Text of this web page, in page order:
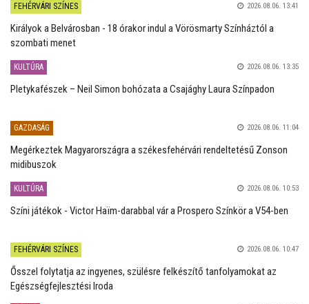
FEHÉRVÁRI SZÍNES 2026.08.06. 13:41
Királyok a Belvárosban - 18 órakor indul a Vörösmarty Színháztól a
szombati menet
KULTÚRA 2026.08.06. 13:35
Pletykafészek – Neil Simon bohózata a Csajághy Laura Színpadon
GAZDASÁG 2026.08.06. 11:04
Megérkeztek Magyarországra a székesfehérvári rendeltetésű Zonson
midibuszok
KULTÚRA 2026.08.06. 10:53
Színi játékok - Victor Haïm-darabbal vár a Prospero Színkör a V54-ben
FEHÉRVÁRI SZÍNES 2026.08.06. 10:47
Ősszel folytatja az ingyenes, szülésre felkészítő tanfolyamokat az
Egészségfejlesztési Iroda